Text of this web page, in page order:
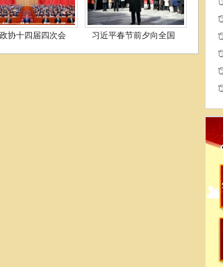
协十四届四次会 习近平春节前夕向全国